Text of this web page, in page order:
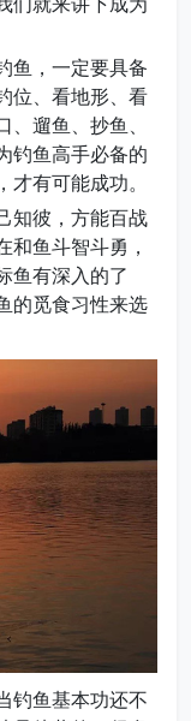
鱼，一定要具备
位、看地形、看
、遛鱼、抄鱼、
钓鱼高手必备的
有可能成功。
知彼，方能百战
鱼斗智斗勇，
鱼有深入的了
的觅食习性来选
钓鱼基本功还不